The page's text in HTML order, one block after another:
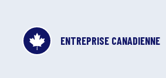
ENTREPRISE CANADIENNE